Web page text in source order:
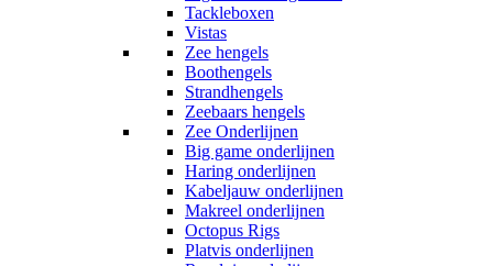
Tackleboxen
Vistas
Zee hengels
Boothengels
Strandhengels
Zeebaars hengels
Zee Onderlijnen
Big game onderlijnen
Haring onderlijnen
Kabeljauw onderlijnen
Makreel onderlijnen
Octopus Rigs
Platvis onderlijnen